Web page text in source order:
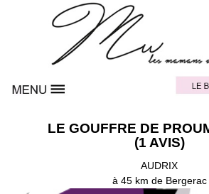
LE GOUFFRE DE
(1 AVIS)
AUDRIX
à 45 km de Bergerac